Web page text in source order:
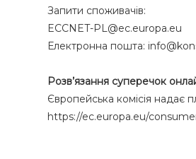
Запити споживачів:
ECCNET-PL@ec.europa.eu
Електронна пошта:
Розв’язання суперечок
Європейська комісія надає
https://ec.europa.eu/